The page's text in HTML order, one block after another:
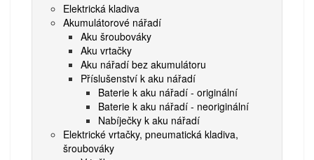
Elektrická kladiva
Akumulátorové nářadí
Aku šroubováky
Aku vrtačky
Aku nářadí bez akumulátoru
Příslušenství k aku nářadí
Baterie k aku nářadí - originální
Baterie k aku nářadí - neoriginální
Nabíječky k aku nářadí
Elektrické vrtačky, pneumatická kladiva,
šroubováky